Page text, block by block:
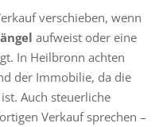
verschieben, wenn
aufweist oder eine
In Heilbronn achten
der Immobilie, da die
Auch steuerliche
Verkauf sprechen –